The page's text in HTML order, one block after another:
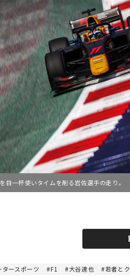
目一杯使いタイムを削る岩佐選手の走り。
タースポーツ F1 大谷達也 若者と